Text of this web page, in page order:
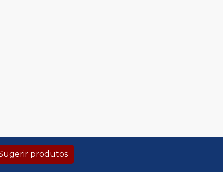
produtos